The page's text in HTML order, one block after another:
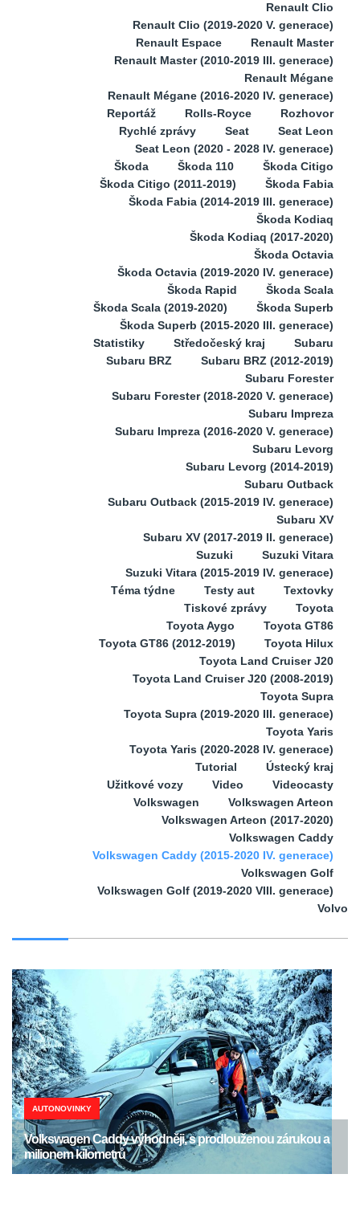
Renault Clio
Renault Clio (2019-2020 V. generace)
Renault Espace
Renault Master
Renault Master (2010-2019 III. generace)
Renault Mégane
Renault Mégane (2016-2020 IV. generace)
Reportáž
Rolls-Royce
Rozhovor
Rychlé zprávy
Seat
Seat Leon
Seat Leon (2020 - 2028 IV. generace)
Škoda
Škoda 110
Škoda Citigo
Škoda Citigo (2011-2019)
Škoda Fabia
Škoda Fabia (2014-2019 III. generace)
Škoda Kodiaq
Škoda Kodiaq (2017-2020)
Škoda Octavia
Škoda Octavia (2019-2020 IV. generace)
Škoda Rapid
Škoda Scala
Škoda Scala (2019-2020)
Škoda Superb
Škoda Superb (2015-2020 III. generace)
Statistiky
Středočeský kraj
Subaru
Subaru BRZ
Subaru BRZ (2012-2019)
Subaru Forester
Subaru Forester (2018-2020 V. generace)
Subaru Impreza
Subaru Impreza (2016-2020 V. generace)
Subaru Levorg
Subaru Levorg (2014-2019)
Subaru Outback
Subaru Outback (2015-2019 IV. generace)
Subaru XV
Subaru XV (2017-2019 II. generace)
Suzuki
Suzuki Vitara
Suzuki Vitara (2015-2019 IV. generace)
Téma týdne
Testy aut
Textovky
Tiskové zprávy
Toyota
Toyota Aygo
Toyota GT86
Toyota GT86 (2012-2019)
Toyota Hilux
Toyota Land Cruiser J20
Toyota Land Cruiser J20 (2008-2019)
Toyota Supra
Toyota Supra (2019-2020 III. generace)
Toyota Yaris
Toyota Yaris (2020-2028 IV. generace)
Tutorial
Ústecký kraj
Užitkové vozy
Video
Videocasty
Volkswagen
Volkswagen Arteon
Volkswagen Arteon (2017-2020)
Volkswagen Caddy
Volkswagen Caddy (2015-2020 IV. generace)
Volkswagen Golf
Volkswagen Golf (2019-2020 VIII. generace)
Volvo
AUTONOVINKY
Volkswagen Caddy výhodněji, s prodlouženou zárukou a
milionem kilometrů